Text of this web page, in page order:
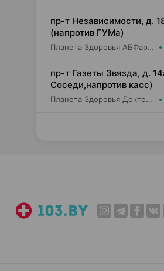
пр-т Независимости, д.
(напротив ГУМа)
Планета Здоровья АБФармация ИООО Аптека №1
пр-т Газеты Звязда, д.
Соседи,напротив касс)
Планета Здоровья Доктор Таир ООО Аптека №14